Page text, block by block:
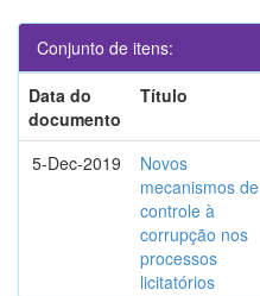
Conjunto de itens:
Data do
documento
Título
5-Dec-2019
Novos
mecanismos de
controle à
corrupção nos
processos
licitatórios